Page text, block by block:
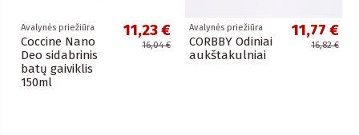
Avalynės priežiūra
Coccine Nano
Deo sidabrinis
batų gaiviklis
150ml
11,23 €
16,04 €
Avalynės priežiūra
CORBBY Odiniai
aukštakulniai
11,77 €
16,82 €